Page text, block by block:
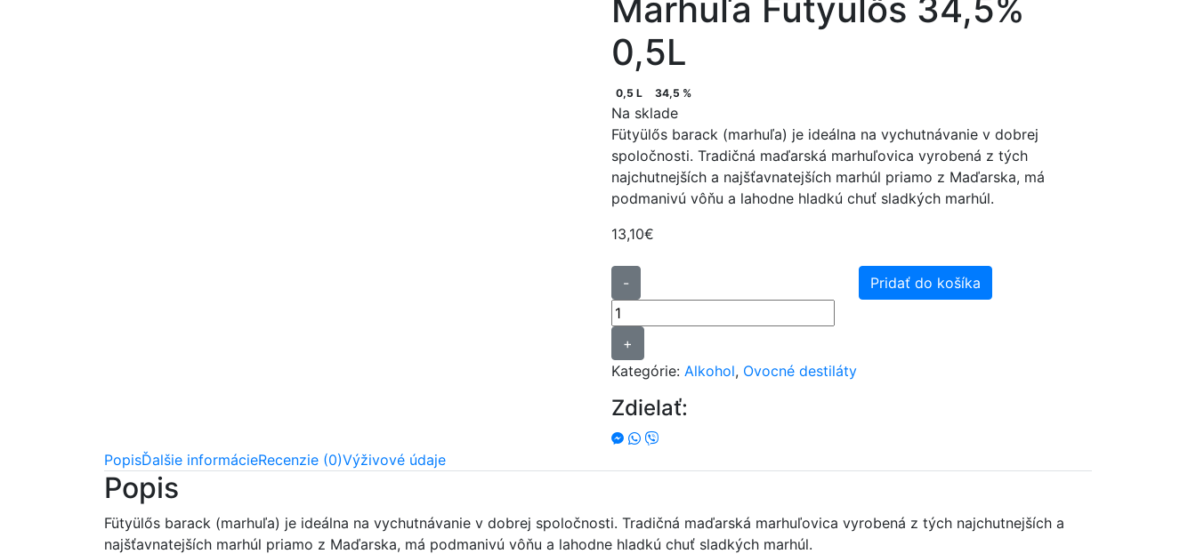
Marhuľa Fütyülős 34,5%
0,5L
0,5 L 34,5 %
Na sklade
Fütyülős barack (marhuľa) je ideálna na vychutnávanie v dobrej
spoločnosti. Tradičná maďarská marhuľovica vyrobená z tých
najchutnejších a najšťavnatejších marhúl priamo z Maďarska, má
podmanivú vôňu a lahodne hladkú chuť sladkých marhúl.
13,10€
-
Marhuľa
0,5L
+
Pridať do košíka
Kategórie: Alkohol, Ovocné destiláty
Zdielať:
PopisĎalšie informácieRecenzie (0)Výživové údaje
Popis
Fütyülős barack (marhuľa) je ideálna na vychutnávanie v dobrej spoločnosti. Tradičná maďarská marhuľovica vyrobená z tých najchutnejších a
najšťavnatejších marhúl priamo z Maďarska, má podmanivú vôňu a lahodne hladkú chuť sladkých marhúl.